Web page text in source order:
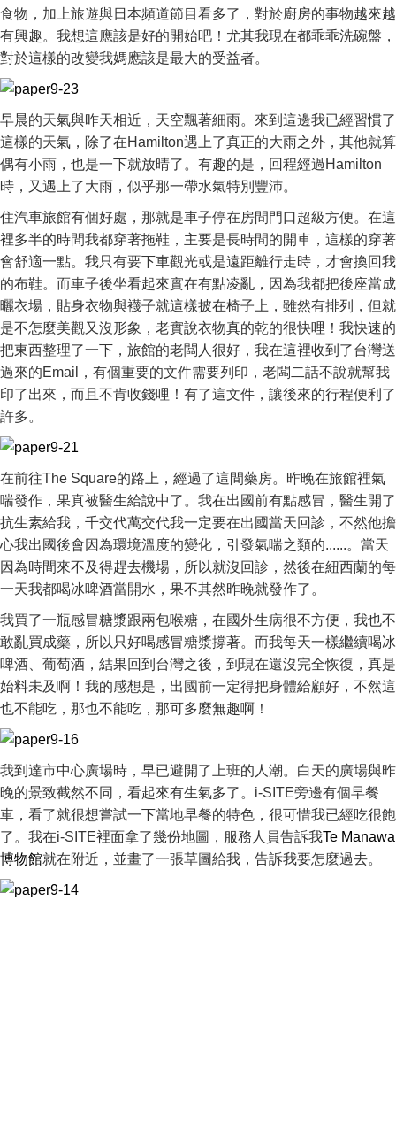
食物，加上旅遊與日本頻道節目看多了，對於廚房的事物越來越
有興趣。我想這應該是好的開始吧！尤其我現在都乖乖洗碗盤，
對於這樣的改變我媽應該是最大的受益者。
早晨的天氣與昨天相近，天空飄著細雨。來到這邊我已經習慣了
這樣的天氣，除了在Hamilton遇上了真正的大雨之外，其他就算
偶有小雨，也是一下就放晴了。有趣的是，回程經過Hamilton
時，又遇上了大雨，似乎那一帶水氣特別豐沛。
住汽車旅館有個好處，那就是車子停在房間門口超級方便。在這
裡多半的時間我都穿著拖鞋，主要是長時間的開車，這樣的穿著
會舒適一點。我只有要下車觀光或是遠距離行走時，才會換回我
的布鞋。而車子後坐看起來實在有點凌亂，因為我都把後座當成
曬衣場，貼身衣物與襪子就這樣披在椅子上，雖然有排列，但就
是不怎麼美觀又沒形象，老實說衣物真的乾的很快哩！我快速的
把東西整理了一下，旅館的老闆人很好，我在這裡收到了台灣送
過來的Email，有個重要的文件需要列印，老闆二話不說就幫我
印了出來，而且不肯收錢哩！有了這文件，讓後來的行程便利了
許多。
在前往The Square的路上，經過了這間藥房。昨晚在旅館裡氣
喘發作，果真被醫生給說中了。我在出國前有點感冒，醫生開了
抗生素給我，千交代萬交代我一定要在出國當天回診，不然他擔
心我出國後會因為環境溫度的變化，引發氣喘之類的......。當天
因為時間來不及得趕去機場，所以就沒回診，然後在紐西蘭的每
一天我都喝冰啤酒當開水，果不其然昨晚就發作了。
我買了一瓶感冒糖漿跟兩包喉糖，在國外生病很不方便，我也不
敢亂買成藥，所以只好喝感冒糖漿撐著。而我每天一樣繼續喝冰
啤酒、葡萄酒，結果回到台灣之後，到現在還沒完全恢復，真是
始料未及啊！我的感想是，出國前一定得把身體給顧好，不然這
也不能吃，那也不能吃，那可多麼無趣啊！
我到達市中心廣場時，早已避開了上班的人潮。白天的廣場與昨
晚的景致截然不同，看起來有生氣多了。i-SITE旁邊有個早餐
車，看了就很想嘗試一下當地早餐的特色，很可惜我已經吃很飽
了。我在i-SITE裡面拿了幾份地圖，服務人員告訴我Te Manawa
博物館就在附近，並畫了一張草圖給我，告訴我要怎麼過去。